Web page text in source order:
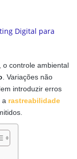
o controle ambiental
. Variações não
introduzir erros
a rastreabilidade